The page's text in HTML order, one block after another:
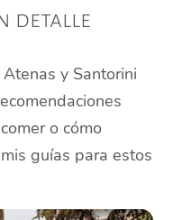
detalle
y Santorini
o cómo
guías para estos